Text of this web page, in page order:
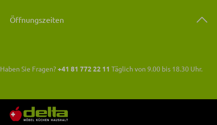
Öffnungszeiten
Haben Sie Fragen?+41 81 772 22 11 Täglich von 9.00 bis 18.30 Uhr.